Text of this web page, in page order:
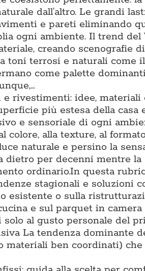
dall’altro. Le grandi
e pareti eliminando
ogni ambiente. Il trend del
creando scenografie
toni terrosi e naturali come
come palette
e rivestimenti: idee,
più estesa della casa
e sensoriale di ogni
alla texture, al
naturale e persino la
dietro per decenni mentre la
ordinario.In questa
stagionali e soluzioni
esistente o sulla
e sul parquet in
solo al gusto personale del
La tendenza dominante
materiali ben coordinati) che